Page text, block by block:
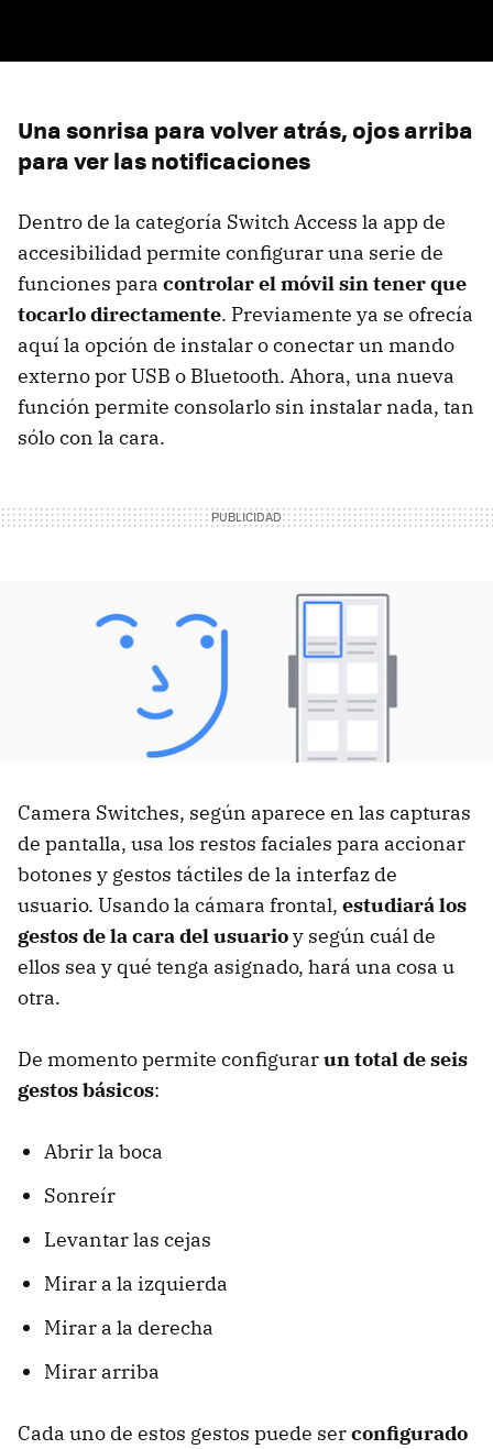
Una sonrisa para volver atrás, ojos arriba
para ver las notificaciones
Dentro de la categoría Switch Access la app de
accesibilidad permite configurar una serie de
funciones para controlar el móvil sin tener que
tocarlo directamente. Previamente ya se ofrecía
aquí la opción de instalar o conectar un mando
externo por USB o Bluetooth. Ahora, una nueva
función permite consolarlo sin instalar nada, tan
sólo con la cara.
Camera Switches, según aparece en las capturas
de pantalla, usa los restos faciales para accionar
botones y gestos táctiles de la interfaz de
usuario. Usando la cámara frontal, estudiará los
gestos de la cara del usuarioy según cuál de
ellos sea y qué tenga asignado, hará una cosa u
otra.
De momento permite configurarun total de seis
gestos básicos:
Abrir la boca
Sonreír
Levantar las cejas
Mirar a la izquierda
Mirar a la derecha
Mirar arriba
Cada uno de estos gestos puede serconfigurado